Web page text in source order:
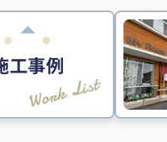
工事例
Work List